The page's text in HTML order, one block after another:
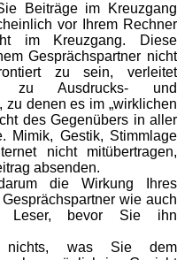
Beiträge im Kreuzgang
vor Ihrem Rechner
im Kreuzgang. Diese
Gesprächspartner nicht
zu sein, verleitet
zu Ausdrucks- und
zu denen es im „wirklichen
des Gegenübers in aller
Mimik, Gestik, Stimmlage
nicht mitübertragen,
absenden.
die Wirkung Ihres
wie auch
Leser, bevor Sie ihn
nichts, was Sie dem